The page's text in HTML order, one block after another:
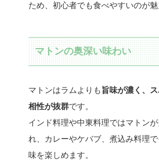
ため、初心者でも食べやすいのが魅
マトンの奥深い味わい
マトンはラムよりも 旨味が濃く、
相性が抜群です。
インド料理や中東料理ではマトン
れ、カレーやケバブ、煮込み料理
味を楽しめます。